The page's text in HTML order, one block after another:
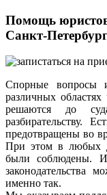
Помощь
Санкт-
Спорные вопросы
различных
решаются до
разбирательству.
предотвращены во
При этом в любых
были соблюдены. И
законодательства
именно так.